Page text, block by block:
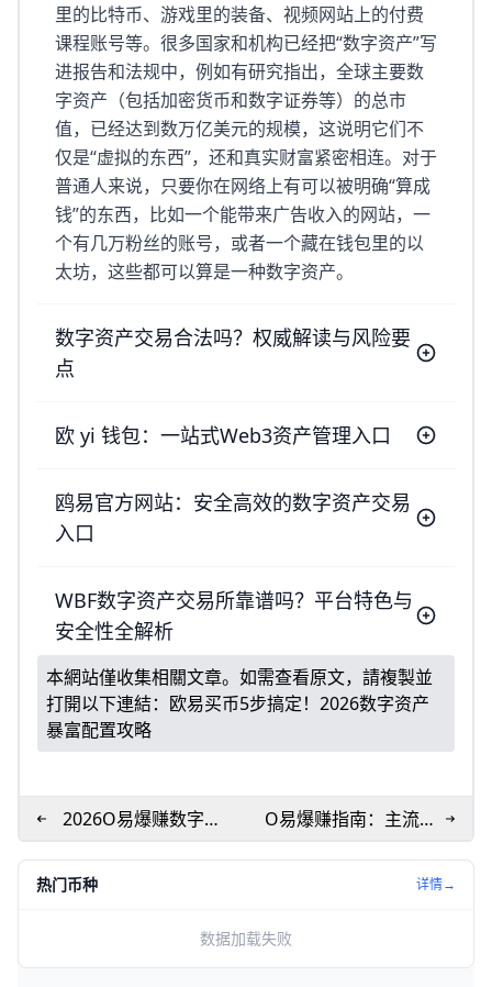
里的比特币、游戏里的装备、视频网站上的付费
课程账号等。很多国家和机构已经把“数字资产”写
进报告和法规中，例如有研究指出，全球主要数
字资产（包括加密货币和数字证券等）的总市
值，已经达到数万亿美元的规模，这说明它们不
仅是“虚拟的东西”，还和真实财富紧密相连。对于
普通人来说，只要你在网络上有可以被明确“算成
钱”的东西，比如一个能带来广告收入的网站，一
个有几万粉丝的账号，或者一个藏在钱包里的以
太坊，这些都可以算是一种数字资产。
数字资产交易合法吗？权威解读与风险要
点
欧 yi 钱包：一站式Web3资产管理入口
鸥易官方网站：安全高效的数字资产交易
入口
WBF数字资产交易所靠谱吗？平台特色与
安全性全解析
本網站僅收集相關文章。如需查看原文，請複製並
打開以下連結： 欧易买币5步搞定！2026数字资产
暴富配置攻略
2026O易爆赚数字资
产！5大机会曝光
O易爆赚指南：主流币
+稳定币投资秘籍
热门币种 详情→
数据加载失败